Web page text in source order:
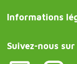
Informations
Suivez-nous sur